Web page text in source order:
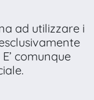
ad utilizzare i
comunque